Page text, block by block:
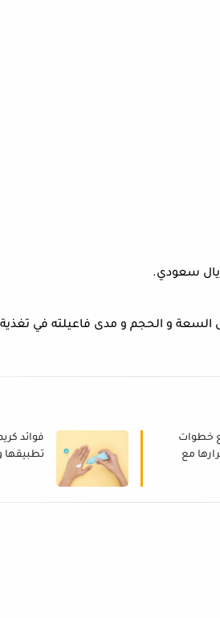
و الحجم و مدى فاعيلته في تغذية
خطوات
مع
فوائد
تطبيقها